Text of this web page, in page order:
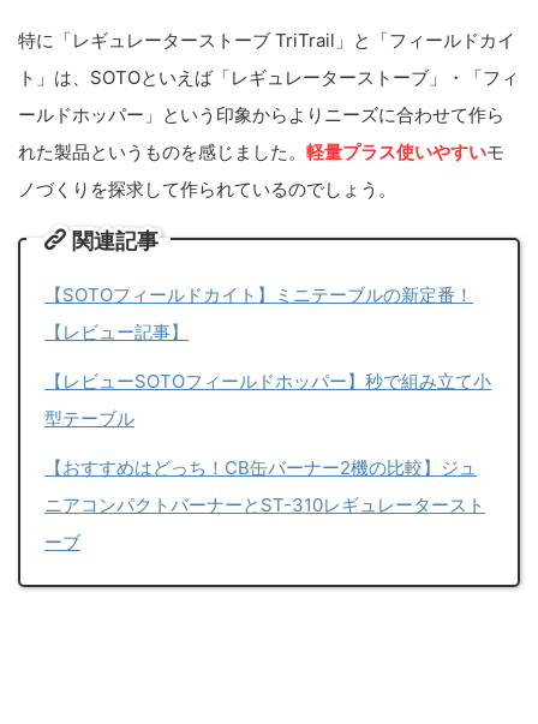
特に「レギュレーターストーブ TriTrail」と「フィールドカイ
ト」は、SOTOといえば「レギュレーターストーブ」・「フィ
ールドホッパー」という印象からよりニーズに合わせて作ら
れた製品というものを感じました。 軽量プラス使いやすいモ
ノづくりを探求して作られているのでしょう。
関連記事
【SOTOフィールドカイト】ミニテーブルの新定番！
【レビュー記事】
【レビューSOTOフィールドホッパー】秒で組み立て小
型テーブル
【おすすめはどっち！CB缶バーナー2機の比較】ジュ
ニアコンパクトバーナーとST-310レギュレータースト
ーブ